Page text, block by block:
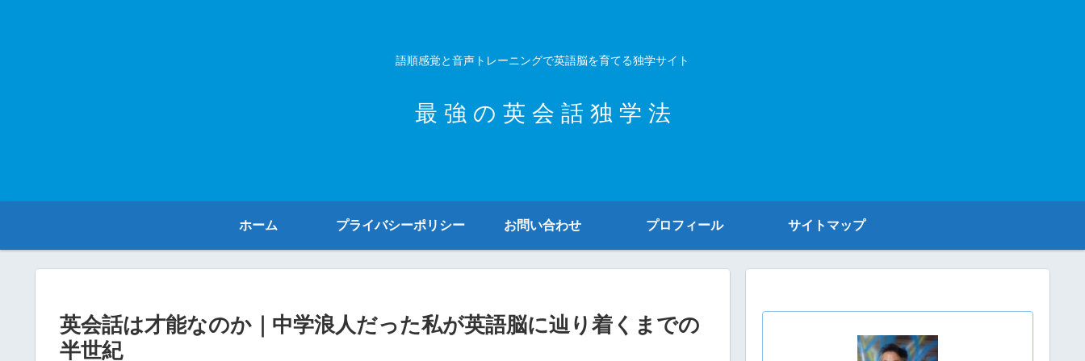
語順感覚と音声トレーニングで英語脳を育てる独学サイト
最 強 の 英 会 話 独 学 法
ホーム プライバシーポリシー お問い合わせ プロフィール サイトマップ
​英会話は才能なのか｜中学浪人だった私が英語脳に辿り着くまでの
半世紀